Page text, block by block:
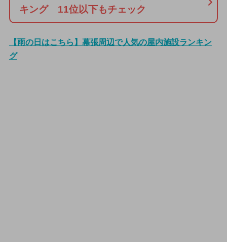
キング 11位以下もチェック
【雨の日はこちら】幕張周辺で人気の屋内施設ランキン
グ